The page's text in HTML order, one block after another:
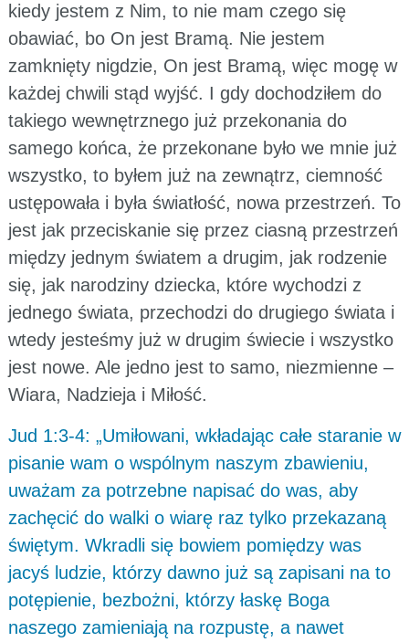
kiedy jestem z Nim, to nie mam czego się
obawiać, bo On jest Bramą. Nie jestem
zamknięty nigdzie, On jest Bramą, więc mogę w
każdej chwili stąd wyjść. I gdy dochodziłem do
takiego wewnętrznego już przekonania do
samego końca, że przekonane było we mnie już
wszystko, to byłem już na zewnątrz, ciemność
ustępowała i była światłość, nowa przestrzeń. To
jest jak przeciskanie się przez ciasną przestrzeń
między jednym światem a drugim, jak rodzenie
się, jak narodziny dziecka, które wychodzi z
jednego świata, przechodzi do drugiego świata i
wtedy jesteśmy już w drugim świecie i wszystko
jest nowe. Ale jedno jest to samo, niezmienne –
Wiara, Nadzieja i Miłość.
Jud 1:3-4: „Umiłowani, wkładając całe staranie w
pisanie wam o wspólnym naszym zbawieniu,
uważam za potrzebne napisać do was, aby
zachęcić do walki o wiarę raz tylko przekazaną
świętym. Wkradli się bowiem pomiędzy was
jacyś ludzie, którzy dawno już są zapisani na to
potępienie, bezbożni, którzy łaskę Boga
naszego zamieniają na rozpustę, a nawet